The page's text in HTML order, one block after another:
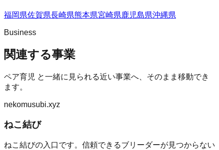
福岡県佐賀県長崎県熊本県宮崎県鹿児島県沖縄県
Business
関連する事業
ペア育児 と一緒に見られる近い事業へ、そのまま移動でき
ます。
nekomusubi.xyz
ねこ結び
ねこ結びの入口です。信頼できるブリーダーが見つからない